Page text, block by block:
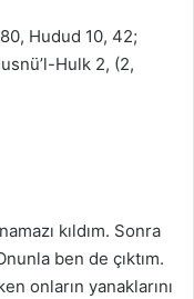
Hudud 10, 42;
Hulk 2, (2,
kıldım. Sonra
ben de çıktım.
onların yanaklarını